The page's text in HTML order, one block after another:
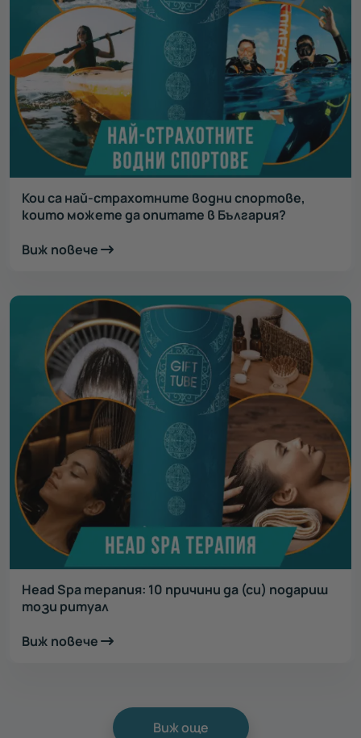
Кои са най-страхотните водни спортове,
които можете да опитате в България?
Виж повече
Head Spa терапия: 10 причини да (си) подариш
този ритуал
Виж повече
Виж още